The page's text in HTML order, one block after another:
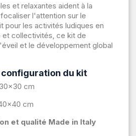
et relaxantes aident à la
l'attention sur le
pour les activités ludiques en
et collectivités, ce kit de
et le développement global
du kit
cm
cm
et qualité Made in Italy